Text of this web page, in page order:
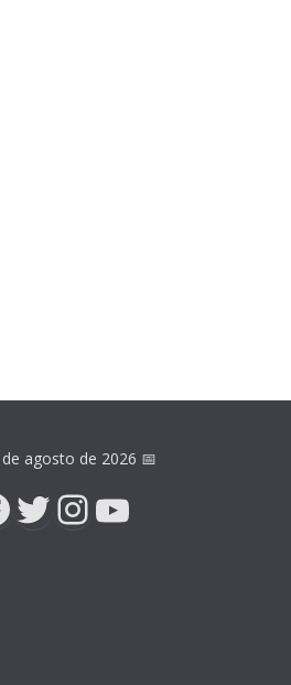
agosto de 2026 📅
Twitter
Instagram
YouTube